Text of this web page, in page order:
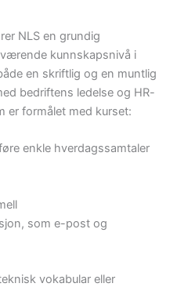
NLS en grundig
kunnskapsnivå i
en skriftlig og en muntlig
bedriftens ledelse og HR-
er formålet med kurset:
enkle hverdagssamtaler
som e-post og
vokabular eller